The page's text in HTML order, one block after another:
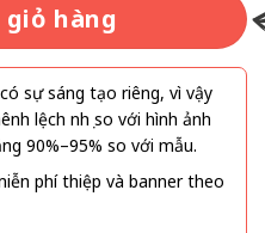
giỏ hàng
sự sáng tạo riêng, vì vậy
lệch nhẹ so với hình ảnh
90%–95% so với mẫu.
phí thiệp và banner theo